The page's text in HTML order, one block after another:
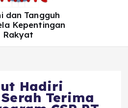
dan Tangguh
Kepentingan
Rakyat
Hadiri
Terima